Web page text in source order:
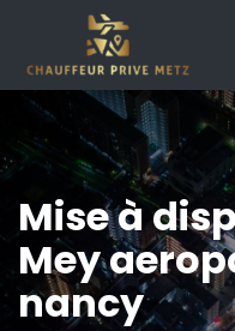
Mise à
Mey
nancy